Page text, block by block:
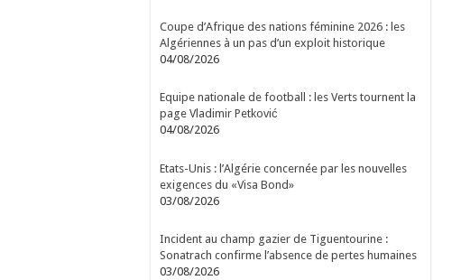
Coupe d’Afrique des nations féminine 2026 : les
Algériennes à un pas d’un exploit historique
04/08/2026
Equipe nationale de football : les Verts tournent la
page Vladimir Petković
04/08/2026
Etats-Unis : l’Algérie concernée par les nouvelles
exigences du «Visa Bond»
03/08/2026
Incident au champ gazier de Tiguentourine :
Sonatrach confirme l’absence de pertes humaines
03/08/2026